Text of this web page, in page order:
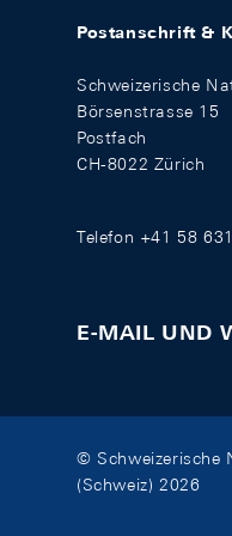
Postanschrift &
Schweizerische
Börsenstrasse 15
Postfach
CH-8022 Zürich
Telefon +41 58
E-MAIL UND
© Schweizerische
(Schweiz) 2026